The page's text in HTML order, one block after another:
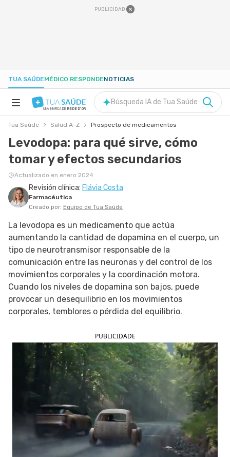
PUBLICIDAD
TUA SAÚDEMÉDICO RESPONDENOTICIAS
NUTRICIÓN
EMBARAZO
SIGUE TUA SAÚDE EN LAS REDES SOCIALES
UNA MARCA DE REDE D'OR
Búsqueda IA de Tua Saúde
Tua Saúde Salud A-Z Prospecto de medicamentos
Levodopa: para qué sirve, cómo
tomar y efectos secundarios
Actualizado en enero 2024
Revisión clínica: Flávia Costa
Farmacéutica
Creado por: Equipo de Tua Saúde
La levodopa es un medicamento que actúa
aumentando la cantidad de dopamina en el cuerpo, un
tipo de neurotransmisor responsable de la
comunicación entre las neuronas y del control de los
movimientos corporales y la coordinación motora.
Cuando los niveles de dopamina son bajos, puede
provocar un desequilibrio en los movimientos
corporales, temblores o pérdida del equilibrio.
PUBLICIDADE